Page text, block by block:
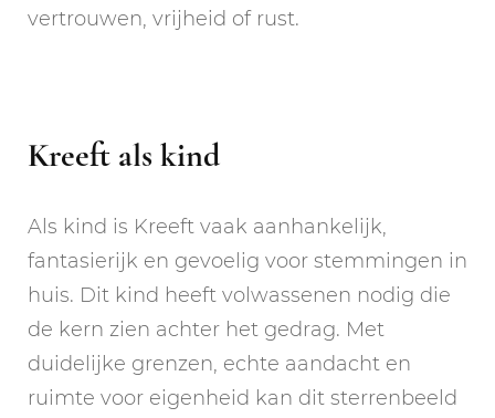
vertrouwen, vrijheid of rust.
Kreeft als kind
Als kind is Kreeft vaak aanhankelijk,
fantasierijk en gevoelig voor stemmingen in
huis. Dit kind heeft volwassenen nodig die
de kern zien achter het gedrag. Met
duidelijke grenzen, echte aandacht en
ruimte voor eigenheid kan dit sterrenbeeld